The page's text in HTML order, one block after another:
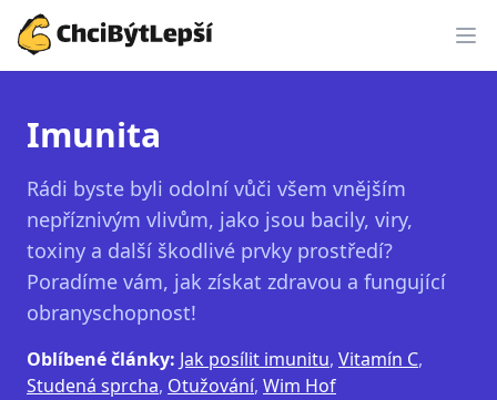
ChciBýtLepší.cz
Imunita
Rádi byste byli odolní vůči všem vnějším
nepříznivým vlivům, jako jsou bacily, viry,
toxiny a další škodlivé prvky prostředí?
Poradíme vám, jak získat zdravou a fungující
obranyschopnost!
Oblíbené články: Jak posílit imunitu, Vitamín C,
Studená sprcha, Otužování, Wim Hof